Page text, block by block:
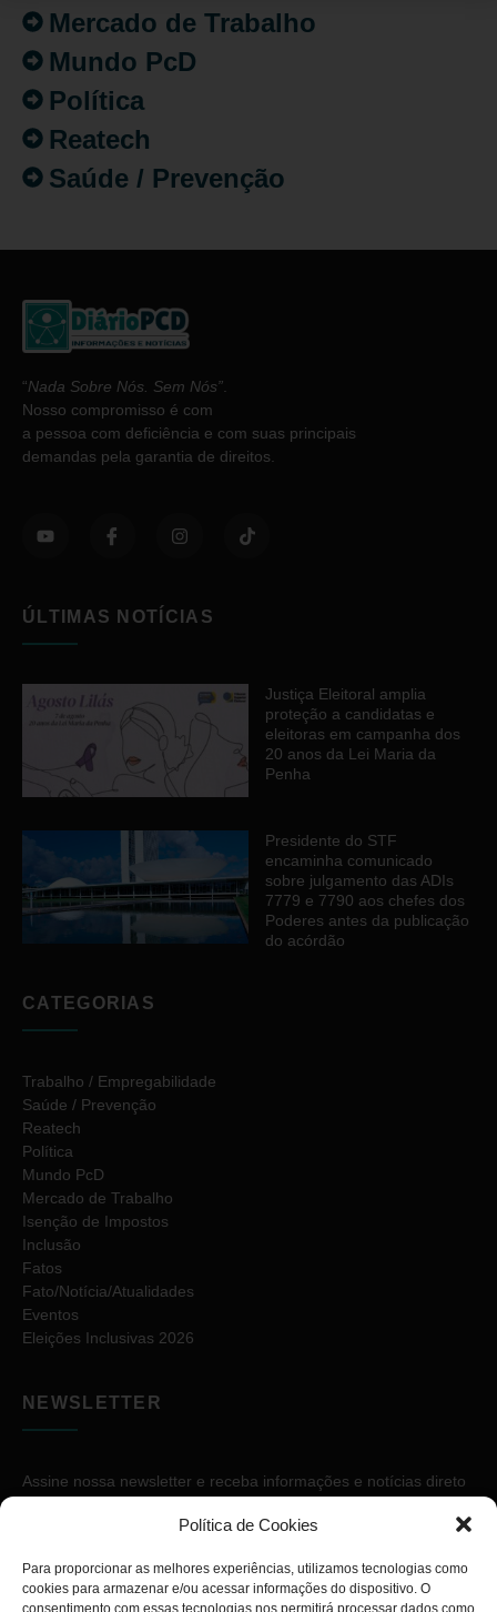
Política de Cookies
Para proporcionar as melhores experiências, utilizamos tecnologias como
cookies para armazenar e/ou acessar informações do dispositivo. O
consentimento com essas tecnologias nos permitirá processar dados como
Mercado de Trabalho
Mundo PcD
Política
Reatech
Saúde / Prevenção
“Nada Sobre Nós. Sem Nós”
Nosso compromisso é com
a pessoa com deficiência e com suas principais
demandas pela garantia de direitos.
ÚLTIMAS NOTÍCIAS
Justiça Eleitoral amplia
proteção a candidatas e
eleitoras em campanha dos
20 anos da Lei Maria da
Penha
Presidente do STF
encaminha comunicado
sobre julgamento das ADIs
7779 e 7790 aos chefes dos
Poderes antes da publicação
do acórdão
CATEGORIAS
Trabalho / Empregabilidade
Saúde / Prevenção
Reatech
Política
Mundo PcD
Mercado de Trabalho
Isenção de Impostos
Inclusão
Fatos
Fato/Notícia/Atualidades
Eventos
Eleições Inclusivas 2026
NEWSLETTER
Assine nossa newsletter e receba informações e notícias direto